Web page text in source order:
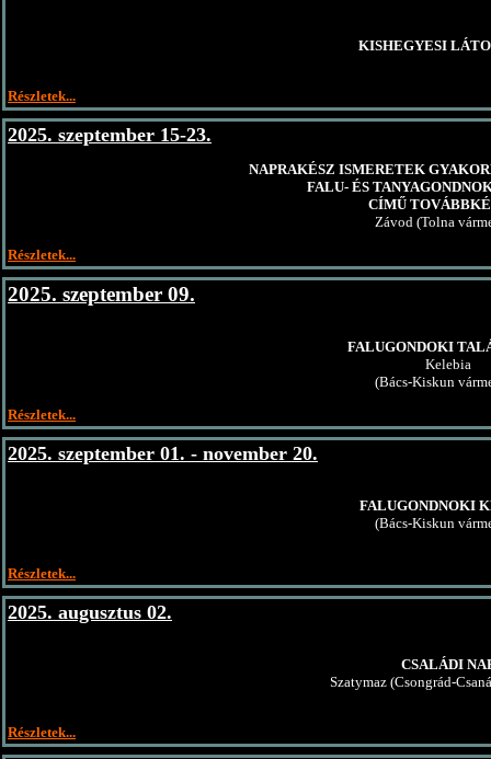
KISHEGYESI
Részletek...
2025. szeptember 15-23.
NAPRAKÉSZ ISMERETEK
FALU- ÉS
CÍMŰ
Závod (Tolna
Részletek...
2025. szeptember 09.
FALUGONDOKI
Kelebia
(Bács-Kiskun
Részletek...
2025. szeptember 01. - november 20.
FALUGONDNOKI
(Bács-Kiskun
Részletek...
2025. augusztus 02.
CSALÁDI
Szatymaz (Csongrád-
Részletek...